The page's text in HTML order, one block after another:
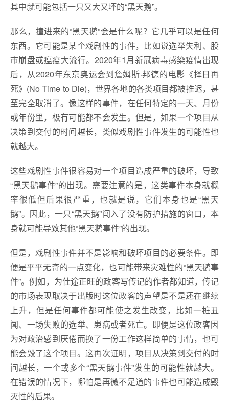
其中就可能包括一只又大又坏的“黑天鹅”。
那么，撞进来的“黑天鹅”会是什么呢？它几乎可以是任何
东西。它可能是某个戏剧性的事件，比如说选举失利、股
市崩盘或瘟疫大流行。2020年1月新冠病毒感染疫情出现
后，从2020年东京奥运会到詹姆斯·邦德的电影《择日再
死》(No Time to Die)，世界各地的各类项目都被推迟，甚
至完全取消了。像这样的事件，在任何特定的一天、月份
或年份里，极有可能都不会发生。但是，如果一个项目从
决策到交付的时间越长，类似戏剧性事件发生的可能性也
就越大。
这些戏剧性事件很容易对一个项目造成严重的破坏，导致
“黑天鹅事件”的出现。需要注意的是，这类事件本身就概
率很低但后果很严重，也就是说，它们本身也是“黑天
鹅”。因此，一只“黑天鹅”闯入了没有防护措施的窗口，本
身就可能导致其他“黑天鹅事件”的出现。
但是，戏剧性事件并不是影响和破坏项目的必要条件。即
便是平平无奇的一点变化，也可能带来灾难性的“黑天鹅事
件”。例如，为仕途正旺的政客写传记的作者都知道，传记
的市场表现取决于出版时这位政客的声望是不是还在继续
上升，但是任何事件都可能使之发生改变，比如一桩丑
闻、一场失败的选举、患病或者死亡。即便是这位政客因
为对政治感到厌倦而换了一份工作这样简单的事情，也可
能会毁了这个项目。这再次证明，项目从决策到交付的时
间越长，一个或多个“黑天鹅事件”发生的可能性就越大。
在错误的情况下，哪怕是再微不足道的事件也可能造成毁
灭性的后果。